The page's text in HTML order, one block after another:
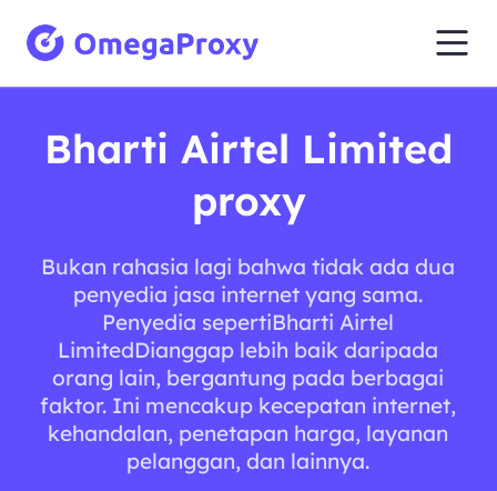
Bharti Airtel Limited
proxy
Bukan rahasia lagi bahwa tidak ada dua
penyedia jasa internet yang sama.
Penyedia sepertiBharti Airtel
LimitedDianggap lebih baik daripada
orang lain, bergantung pada berbagai
faktor. Ini mencakup kecepatan internet,
kehandalan, penetapan harga, layanan
pelanggan, dan lainnya.